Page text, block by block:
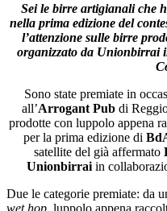
Sei le birre artigianali che
nella prima edizione del
l’attenzione sulle birre
organizzato da Unionbirrai
Sono state premiate in
all’Arrogant Pub di
prodotte con luppolo appena
per la prima edizione di
satellite del già affermato
Unionbirrai in
Due le categorie premiate: da
wet hop, luppolo appena